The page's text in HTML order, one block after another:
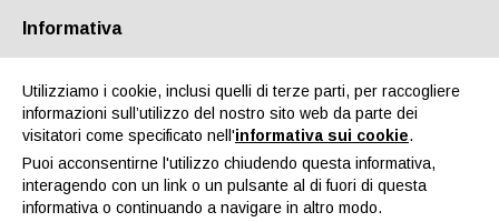
Chi siamo Partners Contatti Area riservata
Informativa
Utilizziamo i cookie, inclusi quelli di terze parti, per raccogliere
informazioni sull’utilizzo del nostro sito web da parte dei
visitatori come specificato nell'informativa sui cookie.
Puoi acconsentirne l'utilizzo chiudendo questa informativa,
interagendo con un link o un pulsante al di fuori di questa
informativa o continuando a navigare in altro modo.